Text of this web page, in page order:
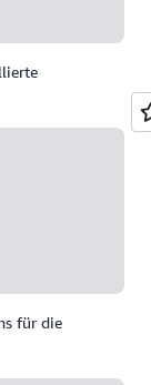
für die